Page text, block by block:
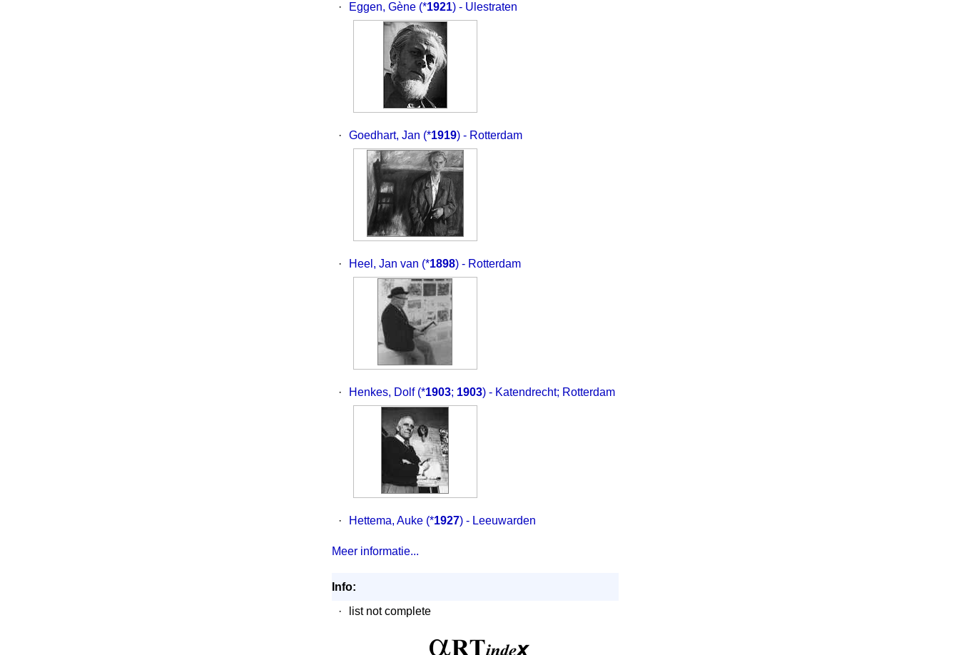
· Eggen, Gène (*1921) - Ulestraten
· Goedhart, Jan (*1919) - Rotterdam
· Heel, Jan van (*1898) - Rotterdam
· Henkes, Dolf (*1903; 1903) - Katendrecht; Rotterdam
· Hettema, Auke (*1927) - Leeuwarden
Meer informatie...
Info:
·
list not complete